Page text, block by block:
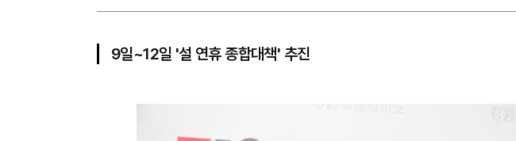
9일~12일 '설 연휴 종합대책' 추진